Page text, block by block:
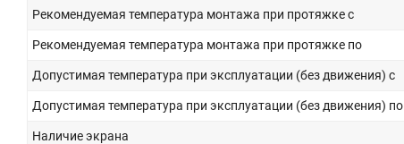
Рекомендуемая температура монтажа при протяжке с
Рекомендуемая температура монтажа при протяжке по
Допустимая температура при эксплуатации (без движения) с
Допустимая температура при эксплуатации (без движения) по
Наличие экрана